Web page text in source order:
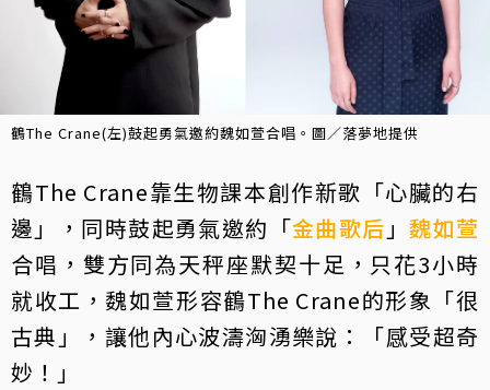
鶴The Crane(左)鼓起勇氣邀約魏如萱合唱。圖／落夢地提供
鶴The Crane靠生物課本創作新歌「心臟的右
邊」，同時鼓起勇氣邀約「金曲歌后 」魏如萱
合唱，雙方同為天秤座默契十足，只花3小時
就收工，魏如萱形容鶴The Crane的形象「很
古典」，讓他內心波濤洶湧樂說：「感受超奇
妙！」